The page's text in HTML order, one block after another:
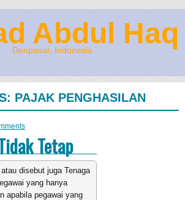
Abdul Haq
Denpasar, Indonesia
PAJAK PENGHASILAN
Tetap
disebut juga Tenaga
yang hanya
apabila pegawai yang